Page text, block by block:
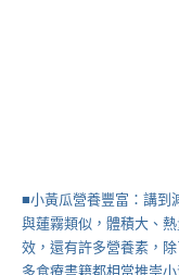
■小黃瓜營養豐富：講到
與蓮霧類似，體積大、
效，還有許多營養素，
多食療書籍都相當推崇